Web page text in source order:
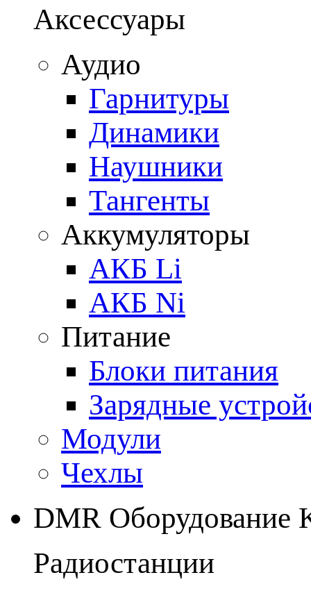
Аксессуары
Аудио
Гарнитуры
Динамики
Наушники
Тангенты
Аккумуляторы
АКБ Li
АКБ Ni
Питание
Блоки питания
Зарядные
Модули
Чехлы
DMR Оборудование
Радиостанции